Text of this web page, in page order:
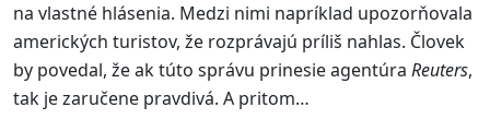
na vlastné hlásenia. Medzi nimi napríklad upozorňovala
amerických turistov, že rozprávajú príliš nahlas. Človek
by povedal, že ak túto správu prinesie agentúra Reuters,
tak je zaručene pravdivá. A pritom…